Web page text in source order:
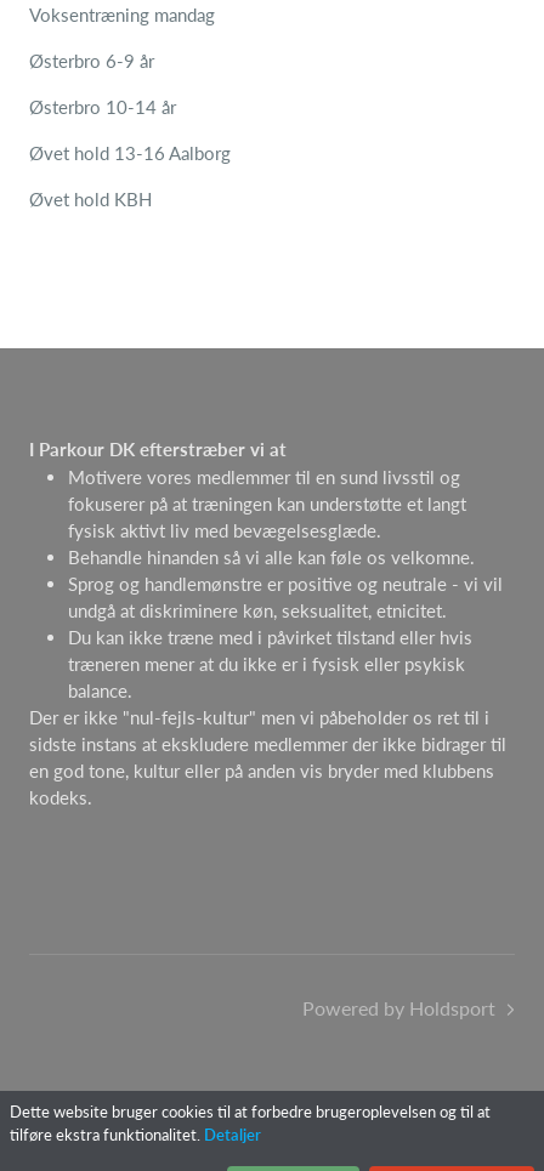
Voksentræning mandag
Østerbro 6-9 år
Østerbro 10-14 år
Øvet hold 13-16 Aalborg
Øvet hold KBH
I Parkour DK efterstræber vi at
Motivere vores medlemmer til en sund livsstil og
fokuserer på at træningen kan understøtte et langt
fysisk aktivt liv med bevægelsesglæde.
Behandle hinanden så vi alle kan føle os velkomne.
Sprog og handlemønstre er positive og neutrale - vi vil
undgå at diskriminere køn, seksualitet, etnicitet.
Du kan ikke træne med i påvirket tilstand eller hvis
træneren mener at du ikke er i fysisk eller psykisk
balance.
Der er ikke "nul-fejls-kultur" men vi påbeholder os ret til i
sidste instans at ekskludere medlemmer der ikke bidrager til
en god tone, kultur eller på anden vis bryder med klubbens
kodeks.
Powered by Holdsport
Dette website bruger cookies til at forbedre brugeroplevelsen og til at
tilføre ekstra funktionalitet. Detaljer